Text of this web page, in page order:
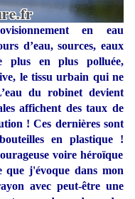
en eau
d’eau, sources, eaux
plus en plus polluée,
le tissu urbain qui ne
du robinet devient
affichent des taux de
! Ces dernières sont
en plastique !
voire héroïque
que j'évoque dans mon
avec peut-être une